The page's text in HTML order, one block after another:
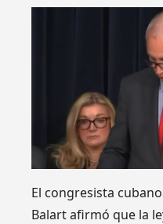
El congresista
Balart afirmó que la